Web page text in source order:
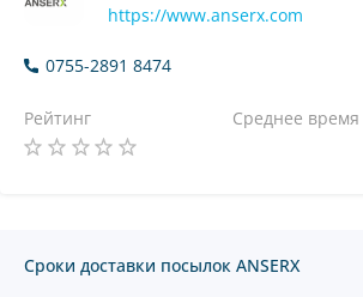
https://www.anserx.com
0755-2891 8474
Рейтинг Среднее время
Сроки доставки посылок ANSERX